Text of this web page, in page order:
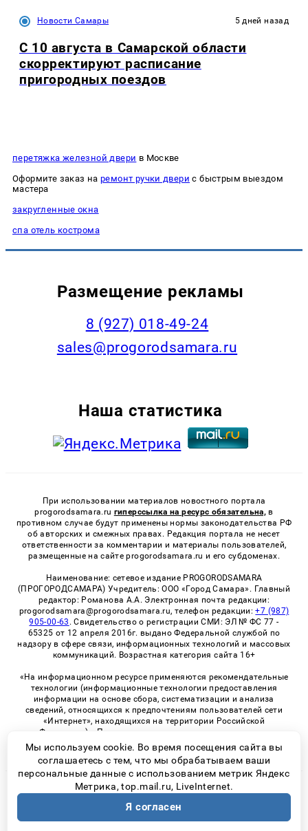
Новости Самары 5 дней назад
С 10 августа в Самарской области
скорректируют расписание
пригородных поездов
перетяжка железной двери в Москве
Оформите заказ наремонт ручки двери с быстрым выездом
мастера
закругленные окна
спа отель кострома
Размещение рекламы
8 (927) 018-49-24
sales@progorodsamara.ru
Наша статистика
При использовании материалов новостного портала
progorodsamara.ru гиперссылка на ресурс обязательна, в
противном случае будут применены нормы законодательства РФ
об авторских и смежных правах. Редакция портала не несет
ответственности за комментарии и материалы пользователей,
размещенные на сайте progorodsamara.ru и его субдоменах.
Наименование: сетевое издание PROGORODSAMARA
(ПРОГОРОДСАМАРА) Учредитель: ООО «Город Самара». Главный
редактор: Романова А.А. Электронная почта редакции:
progorodsamara@progorodsamara.ru, телефон редакции:+7 (987)
905-00-63 . Свидетельство о регистрации СМИ: ЭЛ № ФС 77 -
65325 от 12 апреля 2016г. выдано Федеральной службой по
надзору в сфере связи, информационных технологий и массовых
коммуникаций. Возрастная категория сайта 16+
«На информационном ресурсе применяются рекомендательные
технологии (информационные технологии предоставления
информации на основе сбора, систематизации и анализа
сведений, относящихся к предпочтениям пользователей сети
«Интернет», находящихся на территории Российской
Федерации)». Правила применения рекомендательных
технологий в виджетах рекламно-обменной сети
«СМИ2» (PDF)
© 2026 «ProGorodSamara» | Все права защищены
Возрастная категория сайта 16+
Политика конфиденциальности
Мы используем cookie. Во время посещения сайта вы
соглашаетесь с тем, что мы обрабатываем ваши
персональные данные с использованием метрик Яндекс
Метрика, top.mail.ru, LiveInternet.
Я согласен